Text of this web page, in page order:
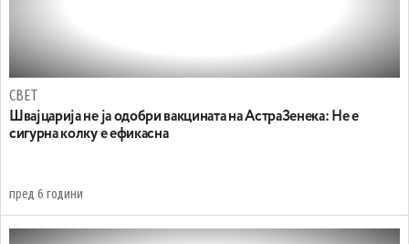
СВЕТ
Швајцарија не ја одобри вакцината на АстраЗенека: Не е
сигурна колку е ефикасна
пред 6 години